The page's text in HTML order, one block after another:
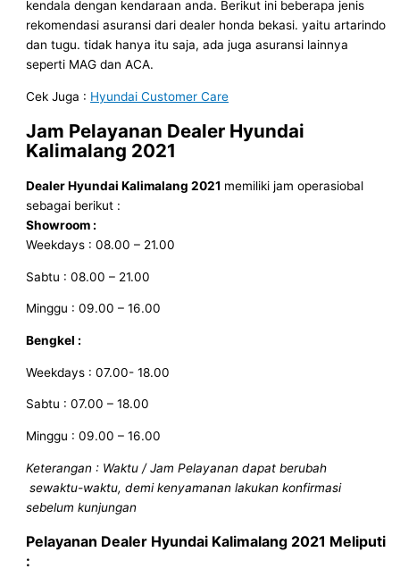
kendala dengan kendaraan anda. Berikut ini beberapa jenis
rekomendasi asuransi dari dealer honda bekasi. yaitu artarindo
dan tugu. tidak hanya itu saja, ada juga asuransi lainnya
seperti MAG dan ACA.
Cek Juga : Hyundai Customer Care
Jam Pelayanan Dealer Hyundai
Kalimalang 2021
Dealer Hyundai Kalimalang 2021 memiliki jam operasiobal
sebagai berikut :
Showroom :
Weekdays : 08.00 – 21.00
Sabtu : 08.00 – 21.00
Minggu : 09.00 – 16.00
Bengkel :
Weekdays : 07.00- 18.00
Sabtu : 07.00 – 18.00
Minggu : 09.00 – 16.00
Keterangan : Waktu / Jam Pelayanan dapat berubah
sewaktu-waktu, demi kenyamanan lakukan konfirmasi
sebelum kunjungan
Pelayanan Dealer Hyundai Kalimalang 2021 Meliputi
: